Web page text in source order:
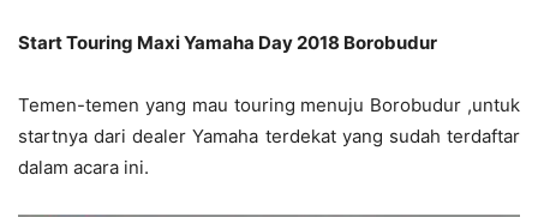
Start Touring Maxi Yamaha Day 2018 Borobudur
Temen-temen yang mau touring menuju Borobudur ,untuk
startnya dari dealer Yamaha terdekat yang sudah terdaftar
dalam acara ini.